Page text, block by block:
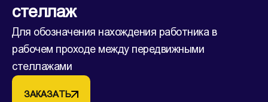
стеллаж
Для обозначения нахождения работника в
рабочем проходе между передвижными
стеллажами
ЗАКАЗАТЬ